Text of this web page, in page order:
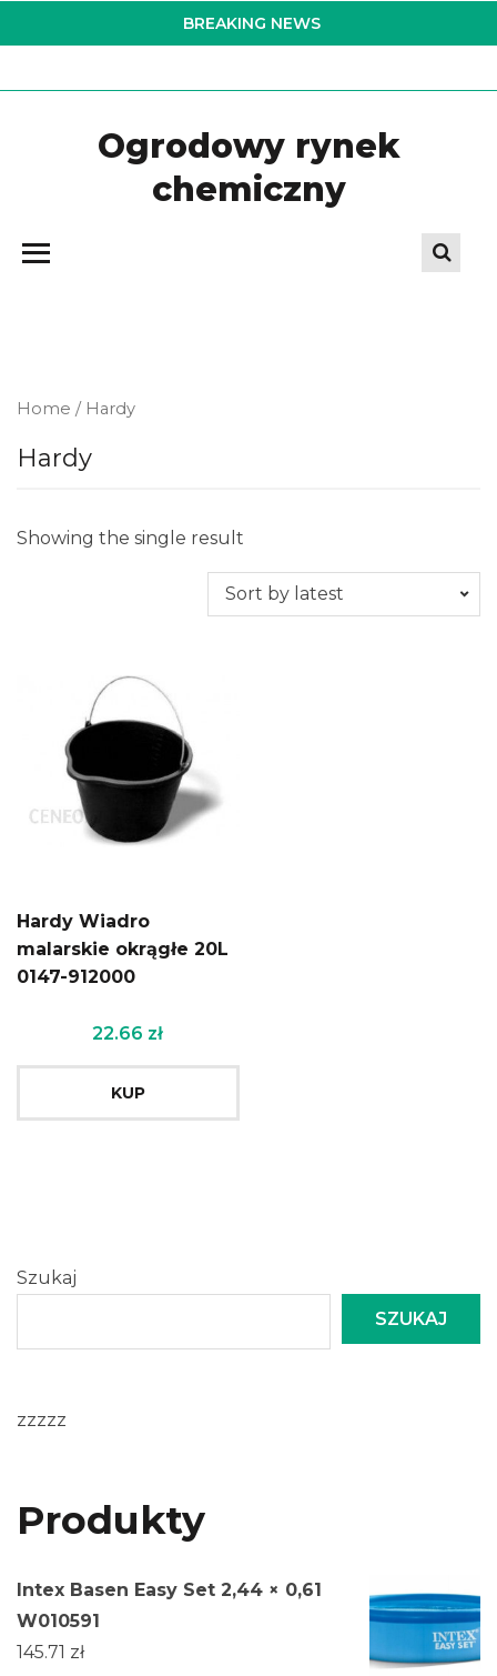
to
BREAKING NEWS
Ogrodowy rynek
chemiczny
Home / Hardy
Hardy
Showing the single result
Hardy Wiadro
malarskie okrągłe 20L
0147-912000
22.66 zł
KUP
Szukaj
SZUKAJ
zzzzz
Produkty
Intex Basen Easy Set 2,44 × 0,61
W010591
145.71 zł